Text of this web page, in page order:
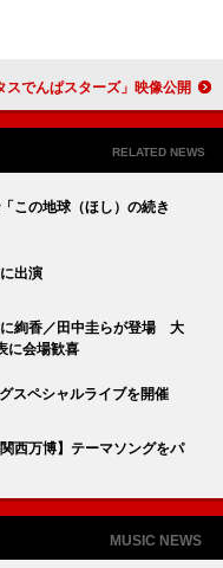
ぱ組.inc、幕張エンディング公演よりライブ音源の配信決定＆「ギラメタスでんぱスターズ」映像公開
RELATED NEWS
この地球（ほし）の続き
出演
絢香／田中圭らが登場 大
に会場歓喜
スペシャルライブを開催
西万博】テーマソングをパ
MUSIC NEWS